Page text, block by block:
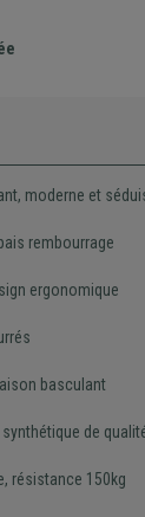
moderne et
rembourrage
ergonomique
basculant
de
résistance 150kg